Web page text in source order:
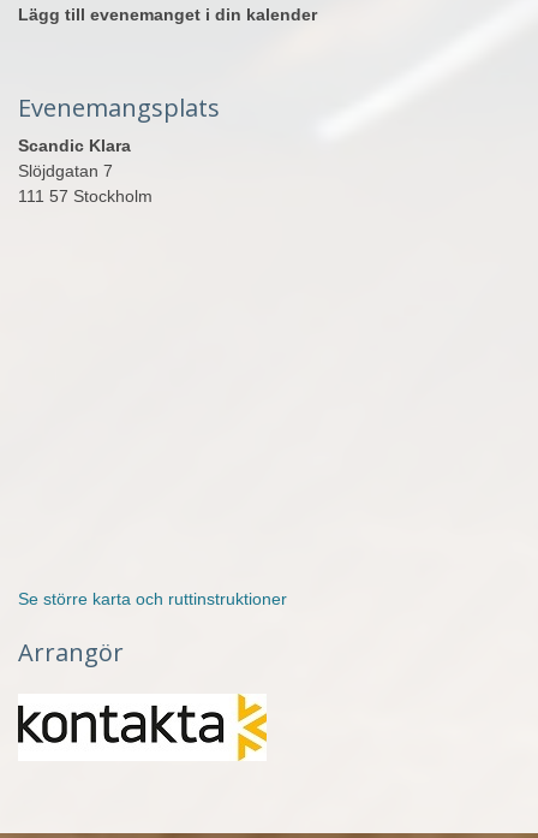
Lägg till evenemanget i din kalender
Evenemangsplats
Scandic Klara
Slöjdgatan 7
111 57 Stockholm
Se större karta och ruttinstruktioner
Arrangör